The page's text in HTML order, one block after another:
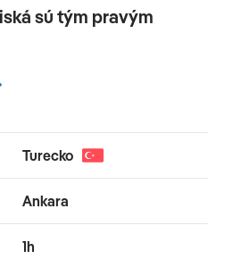
sú tým pravým
Turecko
Ankara
1h